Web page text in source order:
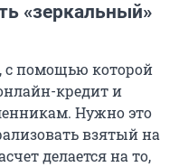
«зеркальный»
с помощью которой
кредит и
Нужно это
взятый на
делается на то,